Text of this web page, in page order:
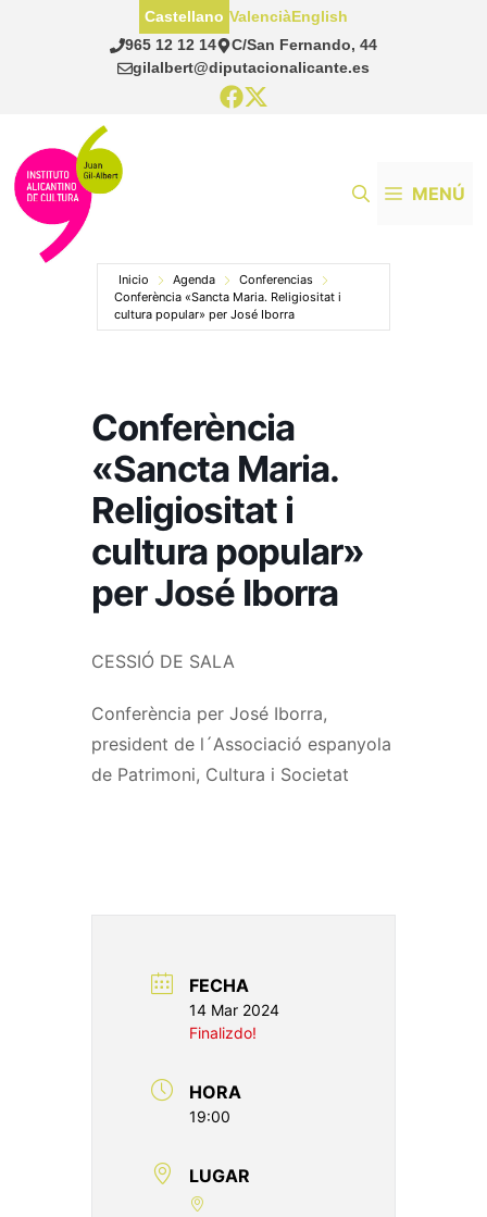
965 12 12 14
C/San Fernando, 44
gilalbert@diputacionalicante.es
Castellano ValenciàEnglish
MENÚ
Inicio Agenda
Conferencias
Conferència «Sancta Maria. Religiositat i
cultura popular» per José Iborra
Conferència
«Sancta Maria.
Religiositat i
cultura popular»
per José Iborra
CESSIÓ DE SALA
Conferència per José Iborra,
president de l´Associació espanyola
de Patrimoni, Cultura i Societat
FECHA
14 Mar 2024
Finalizdo!
HORA
19:00
LUGAR